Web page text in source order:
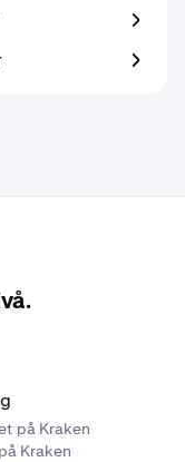
på Kraken
Kraken